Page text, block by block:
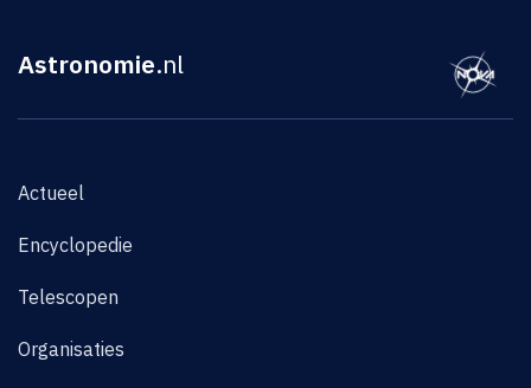
Astronomie.nl
Actueel
Encyclopedie
Telescopen
Organisaties